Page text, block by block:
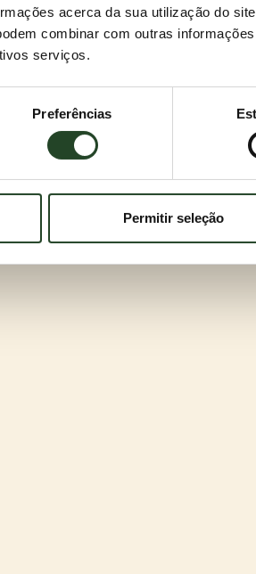
acerca da sua utilização do
combinar com outras
serviços.
Preferências
Permitir seleção